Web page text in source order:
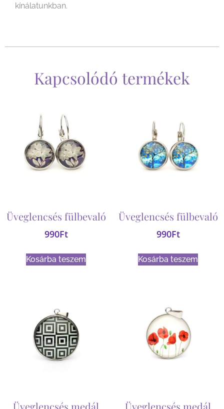
kínálatunkban.
Kapcsolódó termékek
Üveglencsés fülbevaló
990Ft
Kosárba teszem
Üveglencsés fülbevaló
990Ft
Kosárba teszem